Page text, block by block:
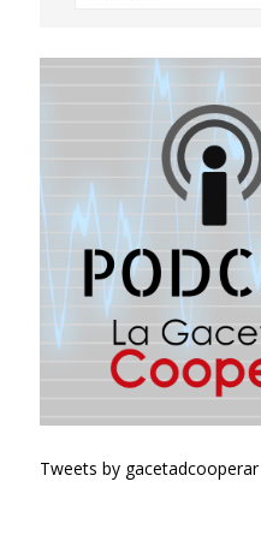
Tweets by gacetadcooperar